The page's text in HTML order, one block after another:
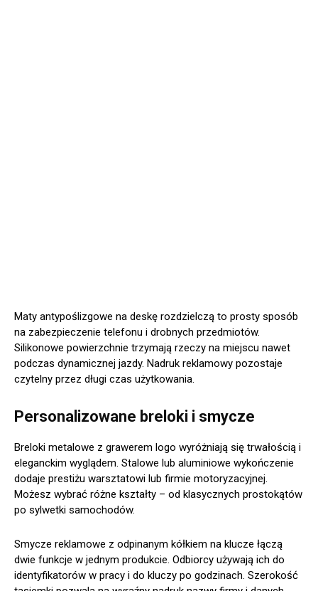
Maty antypoślizgowe na deskę rozdzielczą to prosty sposób
na zabezpieczenie telefonu i drobnych przedmiotów.
Silikonowe powierzchnie trzymają rzeczy na miejscu nawet
podczas dynamicznej jazdy. Nadruk reklamowy pozostaje
czytelny przez długi czas użytkowania.
Personalizowane breloki i smycze
Breloki metalowe z grawerem logo wyróżniają się trwałością i
eleganckim wyglądem. Stalowe lub aluminiowe wykończenie
dodaje prestiżu warsztatowi lub firmie motoryzacyjnej.
Możesz wybrać różne kształty – od klasycznych prostokątów
po sylwetki samochodów.
Smycze reklamowe z odpinanym kółkiem na klucze łączą
dwie funkcje w jednym produkcie. Odbiorcy używają ich do
identyfikatorów w pracy i do kluczy po godzinach. Szerokość